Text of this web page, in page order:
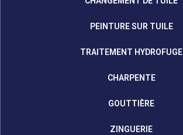
PEINTURE SUR TUILE
TRAITEMENT HYDROFUGE
CHARPENTE
GOUTTIÈRE
ZINGUERIE